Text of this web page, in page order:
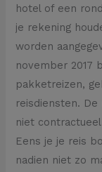
hotel of een
je rekening
worden
november 2017
pakketreizen,
reisdiensten.
niet
Eens je je reis
nadien niet zo